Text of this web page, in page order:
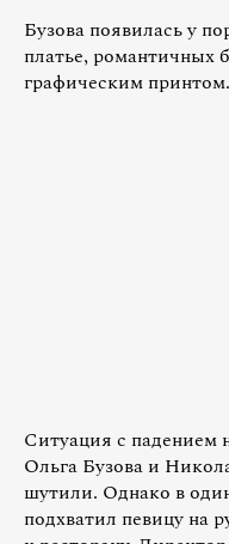
Бузова появилась у
платье, романтичных
графическим принтом.
Ситуация с падением
Ольга Бузова и
шутили. Однако в
подхватил певицу на